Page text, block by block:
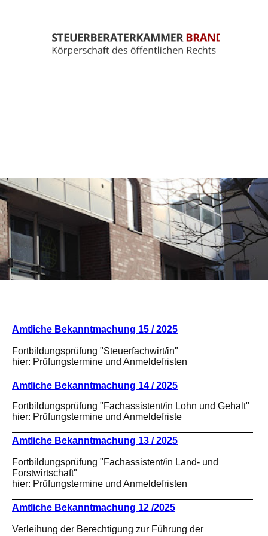
Amtliche Bekanntmachung 15 / 2025
Fortbildungsprüfung "Steuerfachwirt/in"
hier: Prüfungstermine und Anmeldefristen
Amtliche Bekanntmachung 14 / 2025
Fortbildungsprüfung "Fachassistent/in Lohn und Gehalt"
hier: Prüfungstermine und Anmeldefriste
Amtliche Bekanntmachung 13 / 2025
Fortbildungsprüfung "Fachassistent/in Land- und
Forstwirtschaft"
hier: Prüfungstermine und Anmeldefristen
Amtliche Bekanntmachung 12 /2025
Verleihung der Berechtigung zur Führung der